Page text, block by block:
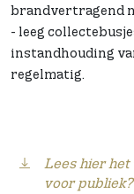
brandvertragend
- leeg
instandhouding
regelmatig.
Lees hier het
voor